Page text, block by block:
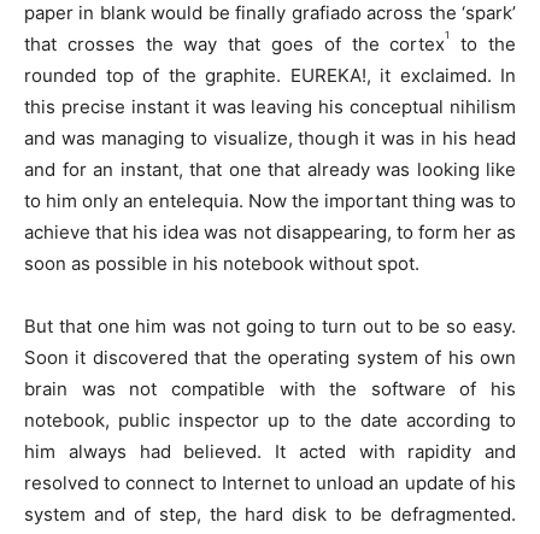
paper in blank would be finally grafiado across the ‘spark’
that crosses the way that goes of the cortex1
to the
rounded top of the graphite. EUREKA!, it exclaimed. In
this precise instant it was leaving his conceptual nihilism
and was managing to visualize, though it was in his head
and for an instant, that one that already was looking like
to him only an entelequia. Now the important thing was to
achieve that his idea was not disappearing, to form her as
soon as possible in his notebook without spot.
But that one him was not going to turn out to be so easy.
Soon it discovered that the operating system of his own
brain was not compatible with the software of his
notebook, public inspector up to the date according to
him always had believed. It acted with rapidity and
resolved to connect to Internet to unload an update of his
system and of step, the hard disk to be defragmented.